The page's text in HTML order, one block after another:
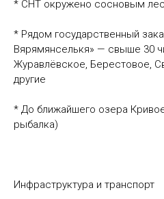
* СНТ окружено сосновым
* Рядом государственный
Вярямянселькя» — свыше 30
Журавлёвское, Берестовое,
другие
* До ближайшего озера
рыбалка)
Инфраструктура и транспорт